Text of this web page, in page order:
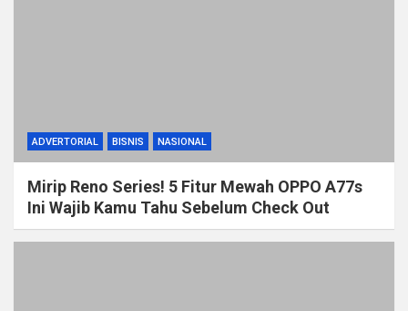
ADVERTORIAL BISNIS NASIONAL
Mirip Reno Series! 5 Fitur Mewah OPPO A77s
Ini Wajib Kamu Tahu Sebelum Check Out